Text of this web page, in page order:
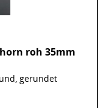
roh 35mm
gerundet